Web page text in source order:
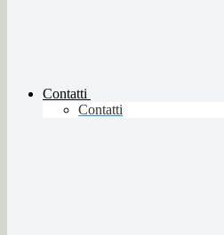
Contatti
Contatti